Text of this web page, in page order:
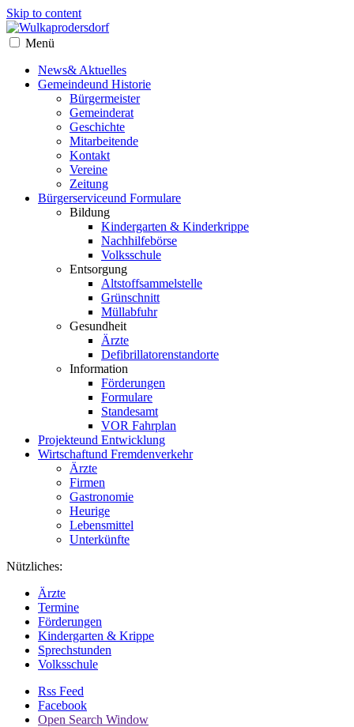
Skip to content
Menü
News& Aktuelles
Gemeindeund Historie
Bürgermeister
Gemeinderat
Geschichte
Mitarbeitende
Kontakt
Vereine
Zeitung
Bürgerserviceund Formulare
Bildung
Kindergarten & Kinderkrippe
Nachhilfebörse
Volksschule
Entsorgung
Altstoffsammelstelle
Grünschnitt
Müllabfuhr
Gesundheit
Ärzte
Defibrillatorenstandorte
Information
Förderungen
Formulare
Standesamt
VOR Fahrplan
Projekteund Entwicklung
Wirtschaftund Fremdenverkehr
Ärzte
Firmen
Gastronomie
Heurige
Lebensmittel
Unterkünfte
Nützliches:
Ärzte
Termine
Förderungen
Kindergarten & Krippe
Sprechstunden
Volksschule
Rss Feed
Facebook
Open Search Window